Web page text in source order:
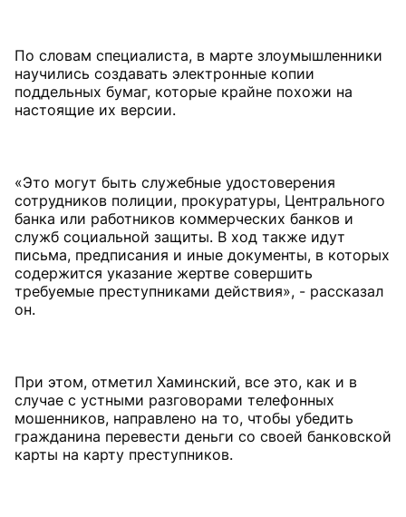
По словам специалиста, в марте злоумышленники
научились создавать электронные копии
поддельных бумаг, которые крайне похожи на
настоящие их версии.
«Это могут быть служебные удостоверения
сотрудников полиции, прокуратуры, Центрального
банка или работников коммерческих банков и
служб социальной защиты. В ход также идут
письма, предписания и иные документы, в которых
содержится указание жертве совершить
требуемые преступниками действия», - рассказал
он.
При этом, отметил Хаминский, все это, как и в
случае с устными разговорами телефонных
мошенников, направлено на то, чтобы убедить
гражданина перевести деньги со своей банковской
карты на карту преступников.